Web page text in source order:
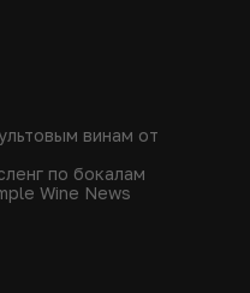
винам от
по бокалам
Wine News